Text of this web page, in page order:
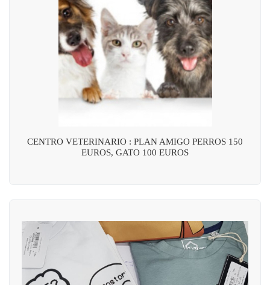
CENTRO VETERINARIO : PLAN AMIGO PERROS 150
EUROS, GATO 100 EUROS